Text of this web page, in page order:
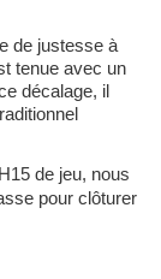
de justesse à
tenue avec un
décalage, il
de jeu, nous
pour clôturer